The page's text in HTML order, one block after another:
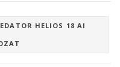
HELIOS 18 AI